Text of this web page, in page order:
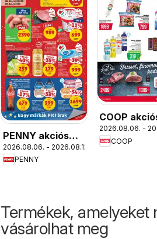
PENNY akciós
újság
2026.08.06. - 2026.08.12.
PENNY
COOP
újság
2026.08.06. -
COOP
Termékek, amelyeket
vásárolhat meg